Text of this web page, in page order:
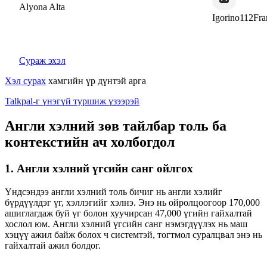
Alta
Igorino112France
Сураж эхэл
Хэл сурах хамгийн үр дүнтэй арга
Talkpal-г үнэгүй туршиж үзээрэй
Англи хэлний зөв тайлбар толь ба
контекстийн ач холбогдол
1. Англи хэлний үгсийн санг ойлгох
Үндсэндээ англи хэлний толь бичиг нь англи хэлийг
бүрдүүлдэг үг, хэллэгийг хэлнэ. Энэ нь ойролцоогоор 170,000
ашиглагдаж буй үг болон хуучирсан 47,000 үгийн гайхалтай
хослол юм. Англи хэлний үгсийн санг нэмэгдүүлэх нь маш
хэцүү ажил байж болох ч системтэй, тогтмол суралцвал энэ нь
гайхалтай ажил болдог.